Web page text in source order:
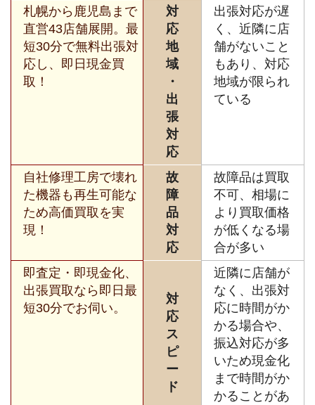
札幌から鹿児島まで
直営43店舗展開。最
短30分で無料出張対
応し、即日現金買
取！
対
応
地
域
・
出
張
対
応
出張対応が遅
く、近隣に店
舗がないこと
もあり、対応
地域が限られ
ている
自社修理工房で壊れ
た機器も再生可能な
ため高価買取を実
現！
故
障
品
対
応
故障品は買取
不可、相場に
より買取価格
が低くなる場
合が多い
即査定・即現金化、
出張買取なら即日最
短30分でお伺い。
対
応
ス
ピ
ー
ド
近隣に店舗が
なく、出張対
応に時間がか
かる場合や、
振込対応が多
いため現金化
まで時間がか
かることがあ